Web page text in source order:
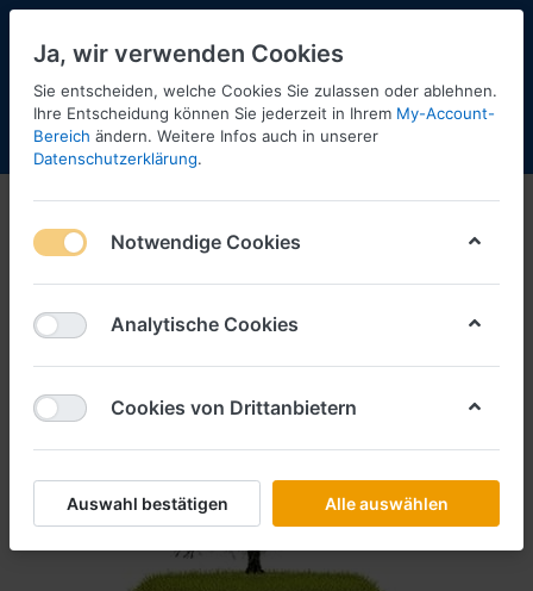
Menü Anmelden Shopaktualisierung
Ja, wir verwenden Cookies
Sie entscheiden, welche Cookies Sie zulassen oder ablehnen.
Ihre Entscheidung können Sie jederzeit in Ihrem My-Account-
Bereich ändern. Weitere Infos auch in unserer
Datenschutzerklärung.
Notwendige Cookies
Analytische Cookies
Cookies von Drittanbietern
Auswahl bestätigen Alle auswählen